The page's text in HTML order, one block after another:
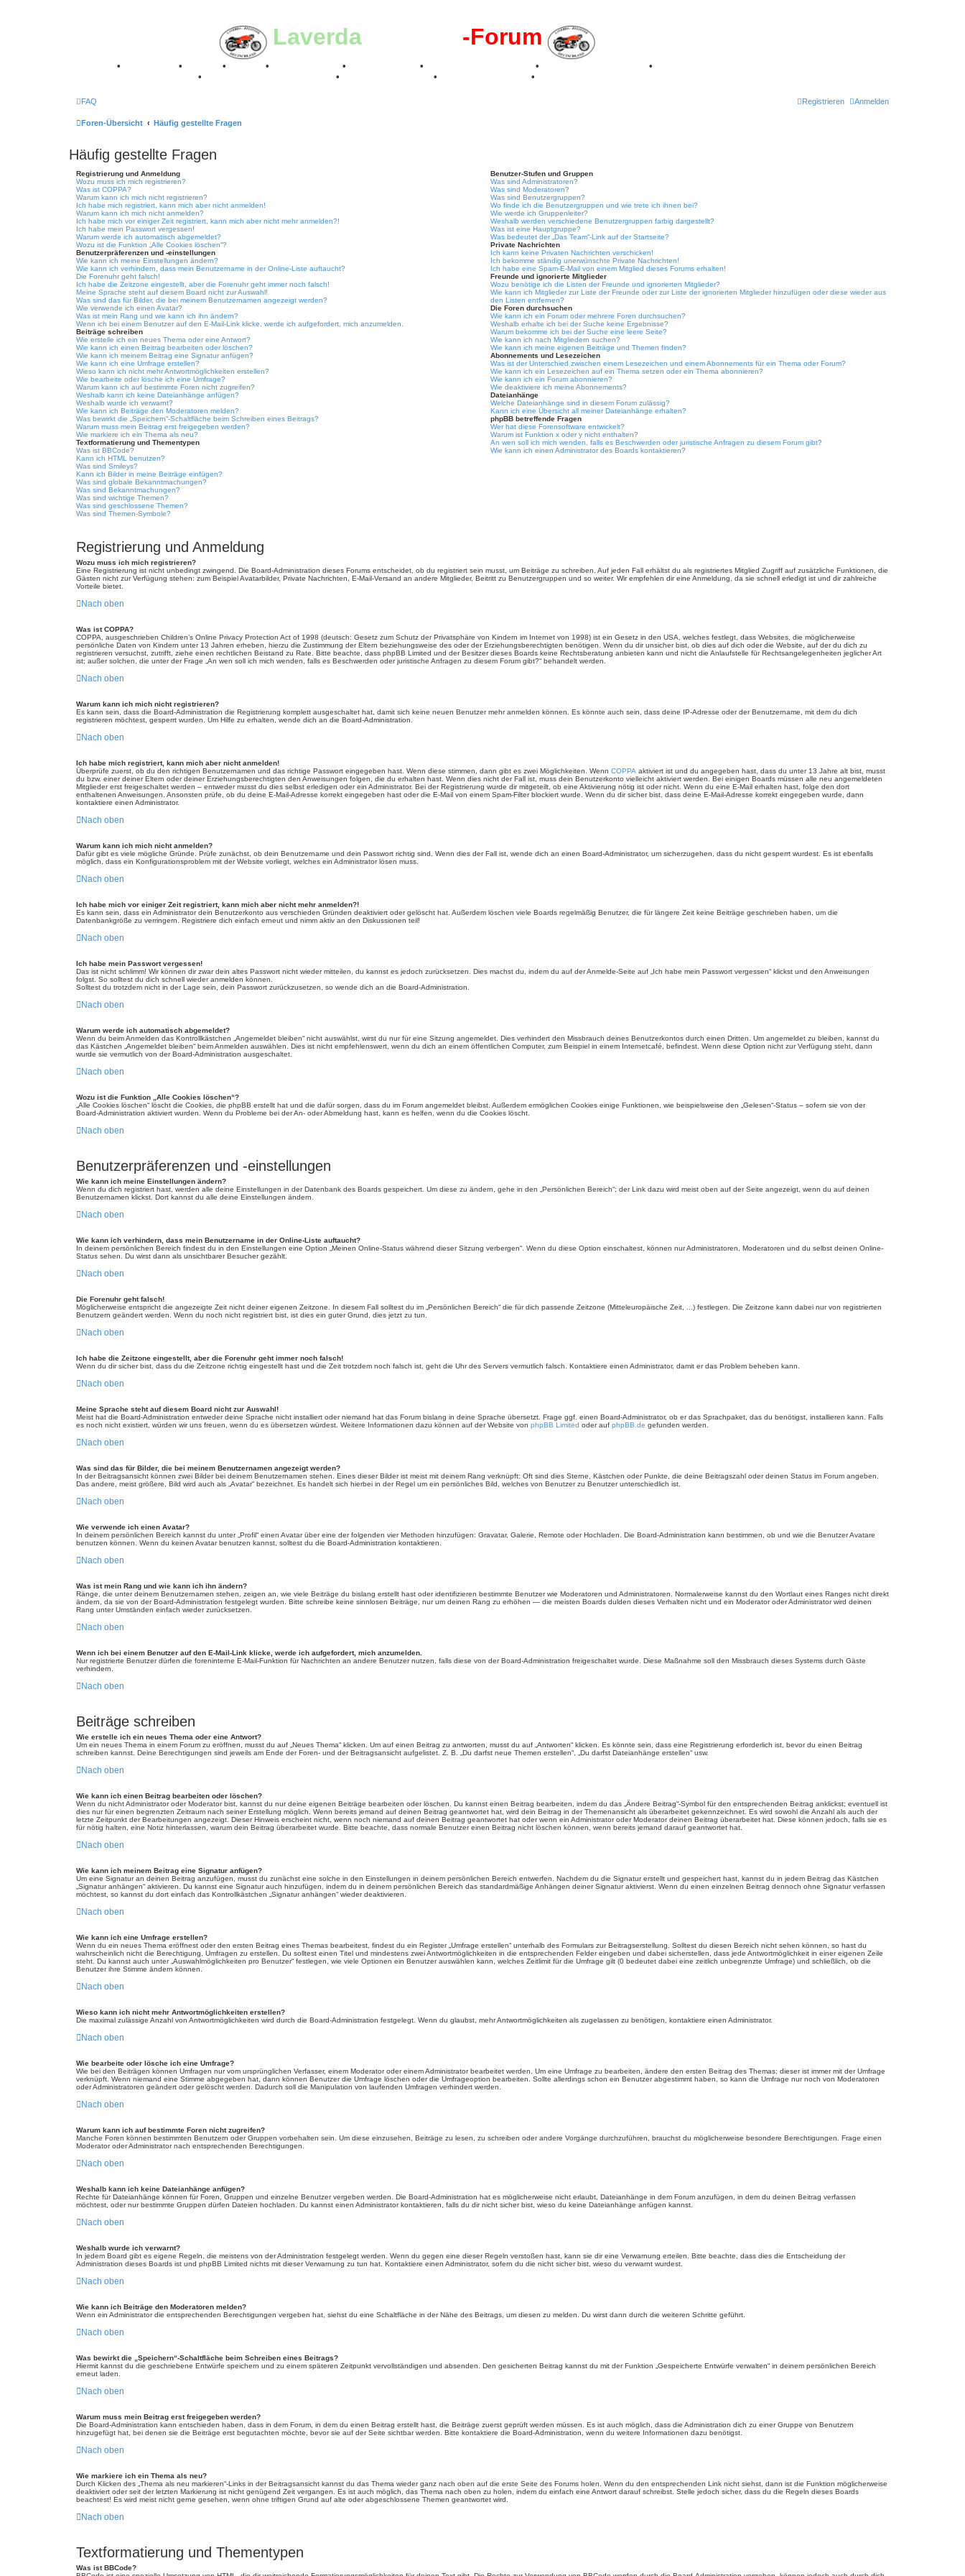
Laverda -Forum
• • • • • • •
•
• • • •
FAQ Anmelden
Registrieren
Foren-Übersicht Häufig gestellte Fragen
Häufig gestellte Fragen
Registrierung und Anmeldung
Wozu muss ich mich registrieren?
Was ist COPPA?
Warum kann ich mich nicht registrieren?
Ich habe mich registriert, kann mich aber nicht anmelden!
Warum kann ich mich nicht anmelden?
Ich habe mich vor einiger Zeit registriert, kann mich aber nicht mehr anmelden?!
Ich habe mein Passwort vergessen!
Warum werde ich automatisch abgemeldet?
Wozu ist die Funktion „Alle Cookies löschen“?
Benutzerpräferenzen und -einstellungen
Wie kann ich meine Einstellungen ändern?
Wie kann ich verhindern, dass mein Benutzername in der Online-Liste auftaucht?
Die Forenuhr geht falsch!
Ich habe die Zeitzone eingestellt, aber die Forenuhr geht immer noch falsch!
Meine Sprache steht auf diesem Board nicht zur Auswahl!
Was sind das für Bilder, die bei meinem Benutzernamen angezeigt werden?
Wie verwende ich einen Avatar?
Was ist mein Rang und wie kann ich ihn ändern?
Wenn ich bei einem Benutzer auf den E-Mail-Link klicke, werde ich aufgefordert, mich anzumelden.
Beiträge schreiben
Wie erstelle ich ein neues Thema oder eine Antwort?
Wie kann ich einen Beitrag bearbeiten oder löschen?
Wie kann ich meinem Beitrag eine Signatur anfügen?
Wie kann ich eine Umfrage erstellen?
Wieso kann ich nicht mehr Antwortmöglichkeiten erstellen?
Wie bearbeite oder lösche ich eine Umfrage?
Warum kann ich auf bestimmte Foren nicht zugreifen?
Weshalb kann ich keine Dateianhänge anfügen?
Weshalb wurde ich verwarnt?
Wie kann ich Beiträge den Moderatoren melden?
Was bewirkt die „Speichern“-Schaltfläche beim Schreiben eines Beitrags?
Warum muss mein Beitrag erst freigegeben werden?
Wie markiere ich ein Thema als neu?
Textformatierung und Thementypen
Was ist BBCode?
Kann ich HTML benutzen?
Was sind Smileys?
Kann ich Bilder in meine Beiträge einfügen?
Was sind globale Bekanntmachungen?
Was sind Bekanntmachungen?
Was sind wichtige Themen?
Was sind geschlossene Themen?
Was sind Themen-Symbole?
Benutzer-Stufen und Gruppen
Was sind Administratoren?
Was sind Moderatoren?
Was sind Benutzergruppen?
Wo finde ich die Benutzergruppen und wie trete ich ihnen bei?
Wie werde ich Gruppenleiter?
Weshalb werden verschiedene Benutzergruppen farbig dargestellt?
Was ist eine Hauptgruppe?
Was bedeutet der „Das Team“-Link auf der Startseite?
Private Nachrichten
Ich kann keine Privaten Nachrichten verschicken!
Ich bekomme ständig unerwünschte Private Nachrichten!
Ich habe eine Spam-E-Mail von einem Mitglied dieses Forums erhalten!
Freunde und ignorierte Mitglieder
Wozu benötige ich die Listen der Freunde und ignorierten Mitglieder?
Wie kann ich Mitglieder zur Liste der Freunde oder zur Liste der ignorierten Mitglieder hinzufügen oder diese wieder aus
den Listen entfernen?
Die Foren durchsuchen
Wie kann ich ein Forum oder mehrere Foren durchsuchen?
Weshalb erhalte ich bei der Suche keine Ergebnisse?
Warum bekomme ich bei der Suche eine leere Seite?
Wie kann ich nach Mitgliedern suchen?
Wie kann ich meine eigenen Beiträge und Themen finden?
Abonnements und Lesezeichen
Was ist der Unterschied zwischen einem Lesezeichen und einem Abonnements für ein Thema oder Forum?
Wie kann ich ein Lesezeichen auf ein Thema setzen oder ein Thema abonnieren?
Wie kann ich ein Forum abonnieren?
Wie deaktiviere ich meine Abonnements?
Dateianhänge
Welche Dateianhänge sind in diesem Forum zulässig?
Kann ich eine Übersicht all meiner Dateianhänge erhalten?
phpBB betreffende Fragen
Wer hat diese Forensoftware entwickelt?
Warum ist Funktion x oder y nicht enthalten?
An wen soll ich mich wenden, falls es Beschwerden oder juristische Anfragen zu diesem Forum gibt?
Wie kann ich einen Administrator des Boards kontaktieren?
Registrierung und Anmeldung
Wozu muss ich mich registrieren?
Eine Registrierung ist nicht unbedingt zwingend. Die Board-Administration dieses Forums entscheidet, ob du registriert sein musst, um Beiträge zu schreiben. Auf jeden Fall erhältst du als registriertes Mitglied Zugriff auf zusätzliche Funktionen, die
Gästen nicht zur Verfügung stehen: zum Beispiel Avatarbilder, Private Nachrichten, E-Mail-Versand an andere Mitglieder, Beitritt zu Benutzergruppen und so weiter. Wir empfehlen dir eine Anmeldung, da sie schnell erledigt ist und dir zahlreiche
Vorteile bietet.
Nach oben
Was ist COPPA?
COPPA, ausgeschrieben Children’s Online Privacy Protection Act of 1998 (deutsch: Gesetz zum Schutz der Privatsphäre von Kindern im Internet von 1998) ist ein Gesetz in den USA, welches festlegt, dass Websites, die möglicherweise
persönliche Daten von Kindern unter 13 Jahren erheben, hierzu die Zustimmung der Eltern beziehungsweise des oder der Erziehungsberechtigten benötigen. Wenn du dir unsicher bist, ob dies auf dich oder die Website, auf der du dich zu
registrieren versuchst, zutrifft, ziehe einen rechtlichen Beistand zu Rate. Bitte beachte, dass phpBB Limited und der Besitzer dieses Boards keine Rechtsberatung anbieten kann und nicht die Anlaufstelle für Rechtsangelegenheiten jeglicher Art
ist; außer solchen, die unter der Frage „An wen soll ich mich wenden, falls es Beschwerden oder juristische Anfragen zu diesem Forum gibt?“ behandelt werden.
Nach oben
Warum kann ich mich nicht registrieren?
Es kann sein, dass die Board-Administration die Registrierung komplett ausgeschaltet hat, damit sich keine neuen Benutzer mehr anmelden können. Es könnte auch sein, dass deine IP-Adresse oder der Benutzername, mit dem du dich
registrieren möchtest, gesperrt wurden. Um Hilfe zu erhalten, wende dich an die Board-Administration.
Nach oben
Ich habe mich registriert, kann mich aber nicht anmelden!
Überprüfe zuerst, ob du den richtigen Benutzernamen und das richtige Passwort eingegeben hast. Wenn diese stimmen, dann gibt es zwei Möglichkeiten. Wenn COPPA aktiviert ist und du angegeben hast, dass du unter 13 Jahre alt bist, musst
du bzw. einer deiner Eltern oder deiner Erziehungsberechtigten den Anweisungen folgen, die du erhalten hast. Wenn dies nicht der Fall ist, muss dein Benutzerkonto vielleicht aktiviert werden. Bei einigen Boards müssen alle neu angemeldeten
Mitglieder erst freigeschaltet werden – entweder musst du dies selbst erledigen oder ein Administrator. Bei der Registrierung wurde dir mitgeteilt, ob eine Aktivierung nötig ist oder nicht. Wenn du eine E-Mail erhalten hast, folge den dort
enthaltenen Anweisungen. Ansonsten prüfe, ob du deine E-Mail-Adresse korrekt eingegeben hast oder die E-Mail von einem Spam-Filter blockiert wurde. Wenn du dir sicher bist, dass deine E-Mail-Adresse korrekt eingegeben wurde, dann
kontaktiere einen Administrator.
Nach oben
Warum kann ich mich nicht anmelden?
Dafür gibt es viele mögliche Gründe. Prüfe zunächst, ob dein Benutzername und dein Passwort richtig sind. Wenn dies der Fall ist, wende dich an einen Board-Administrator, um sicherzugehen, dass du nicht gesperrt wurdest. Es ist ebenfalls
möglich, dass ein Konfigurationsproblem mit der Website vorliegt, welches ein Administrator lösen muss.
Nach oben
Ich habe mich vor einiger Zeit registriert, kann mich aber nicht mehr anmelden?!
Es kann sein, dass ein Administrator dein Benutzerkonto aus verschieden Gründen deaktiviert oder gelöscht hat. Außerdem löschen viele Boards regelmäßig Benutzer, die für längere Zeit keine Beiträge geschrieben haben, um die
Datenbankgröße zu verringern. Registriere dich einfach erneut und nimm aktiv an den Diskussionen teil!
Nach oben
Ich habe mein Passwort vergessen!
Das ist nicht schlimm! Wir können dir zwar dein altes Passwort nicht wieder mitteilen, du kannst es jedoch zurücksetzen. Dies machst du, indem du auf der Anmelde-Seite auf „Ich habe mein Passwort vergessen“ klickst und den Anweisungen
folgst. So solltest du dich schnell wieder anmelden können.
Solltest du trotzdem nicht in der Lage sein, dein Passwort zurückzusetzen, so wende dich an die Board-Administration.
Nach oben
Warum werde ich automatisch abgemeldet?
Wenn du beim Anmelden das Kontrollkästchen „Angemeldet bleiben“ nicht auswählst, wirst du nur für eine Sitzung angemeldet. Dies verhindert den Missbrauch deines Benutzerkontos durch einen Dritten. Um angemeldet zu bleiben, kannst du
das Kästchen „Angemeldet bleiben“ beim Anmelden auswählen. Dies ist nicht empfehlenswert, wenn du dich an einem öffentlichen Computer, zum Beispiel in einem Internetcafé, befindest. Wenn diese Option nicht zur Verfügung steht, dann
wurde sie vermutlich von der Board-Administration ausgeschaltet.
Nach oben
Wozu ist die Funktion „Alle Cookies löschen“?
„Alle Cookies löschen“ löscht die Cookies, die phpBB erstellt hat und die dafür sorgen, dass du im Forum angemeldet bleibst. Außerdem ermöglichen Cookies einige Funktionen, wie beispielsweise den „Gelesen“-Status – sofern sie von der
Board-Administration aktiviert wurden. Wenn du Probleme bei der An- oder Abmeldung hast, kann es helfen, wenn du die Cookies löscht.
Nach oben
Benutzerpräferenzen und -einstellungen
Wie kann ich meine Einstellungen ändern?
Wenn du dich registriert hast, werden alle deine Einstellungen in der Datenbank des Boards gespeichert. Um diese zu ändern, gehe in den „Persönlichen Bereich“; der Link dazu wird meist oben auf der Seite angezeigt, wenn du auf deinen
Benutzernamen klickst. Dort kannst du alle deine Einstellungen ändern.
Nach oben
Wie kann ich verhindern, dass mein Benutzername in der Online-Liste auftaucht?
In deinem persönlichen Bereich findest du in den Einstellungen eine Option „Meinen Online-Status während dieser Sitzung verbergen“. Wenn du diese Option einschaltest, können nur Administratoren, Moderatoren und du selbst deinen Online-
Status sehen. Du wirst dann als unsichtbarer Besucher gezählt.
Nach oben
Die Forenuhr geht falsch!
Möglicherweise entspricht die angezeigte Zeit nicht deiner eigenen Zeitzone. In diesem Fall solltest du im „Persönlichen Bereich“ die für dich passende Zeitzone (Mitteleuropäische Zeit, ...) festlegen. Die Zeitzone kann dabei nur von registrierten
Benutzern geändert werden. Wenn du noch nicht registriert bist, ist dies ein guter Grund, dies jetzt zu tun.
Nach oben
Ich habe die Zeitzone eingestellt, aber die Forenuhr geht immer noch falsch!
Wenn du dir sicher bist, dass du die Zeitzone richtig eingestellt hast und die Zeit trotzdem noch falsch ist, geht die Uhr des Servers vermutlich falsch. Kontaktiere einen Administrator, damit er das Problem beheben kann.
Nach oben
Meine Sprache steht auf diesem Board nicht zur Auswahl!
Meist hat die Board-Administration entweder deine Sprache nicht installiert oder niemand hat das Forum bislang in deine Sprache übersetzt. Frage ggf. einen Board-Administrator, ob er das Sprachpaket, das du benötigst, installieren kann. Falls
es noch nicht existiert, würden wir uns freuen, wenn du es übersetzen würdest. Weitere Informationen dazu können auf der Website von phpBB Limited oder auf phpBB.de gefunden werden.
Nach oben
Was sind das für Bilder, die bei meinem Benutzernamen angezeigt werden?
In der Beitragsansicht können zwei Bilder bei deinem Benutzernamen stehen. Eines dieser Bilder ist meist mit deinem Rang verknüpft: Oft sind dies Sterne, Kästchen oder Punkte, die deine Beitragszahl oder deinen Status im Forum angeben.
Das andere, meist größere, Bild wird auch als „Avatar“ bezeichnet. Es handelt sich hierbei in der Regel um ein persönliches Bild, welches von Benutzer zu Benutzer unterschiedlich ist.
Nach oben
Wie verwende ich einen Avatar?
In deinem persönlichen Bereich kannst du unter „Profil“ einen Avatar über eine der folgenden vier Methoden hinzufügen: Gravatar, Galerie, Remote oder Hochladen. Die Board-Administration kann bestimmen, ob und wie die Benutzer Avatare
benutzen können. Wenn du keinen Avatar benutzen kannst, solltest du die Board-Administration kontaktieren.
Nach oben
Was ist mein Rang und wie kann ich ihn ändern?
Ränge, die unter deinem Benutzernamen stehen, zeigen an, wie viele Beiträge du bislang erstellt hast oder identifizieren bestimmte Benutzer wie Moderatoren und Administratoren. Normalerweise kannst du den Wortlaut eines Ranges nicht direkt
ändern, da sie von der Board-Administration festgelegt wurden. Bitte schreibe keine sinnlosen Beiträge, nur um deinen Rang zu erhöhen — die meisten Boards dulden dieses Verhalten nicht und ein Moderator oder Administrator wird deinen
Rang unter Umständen einfach wieder zurücksetzen.
Nach oben
Wenn ich bei einem Benutzer auf den E-Mail-Link klicke, werde ich aufgefordert, mich anzumelden.
Nur registrierte Benutzer dürfen die foreninterne E-Mail-Funktion für Nachrichten an andere Benutzer nutzen, falls diese von der Board-Administration freigeschaltet wurde. Diese Maßnahme soll den Missbrauch dieses Systems durch Gäste
verhindern.
Nach oben
Beiträge schreiben
Wie erstelle ich ein neues Thema oder eine Antwort?
Um ein neues Thema in einem Forum zu eröffnen, musst du auf „Neues Thema“ klicken. Um auf einen Beitrag zu antworten, musst du auf „Antworten“ klicken. Es könnte sein, dass eine Registrierung erforderlich ist, bevor du einen Beitrag
schreiben kannst. Deine Berechtigungen sind jeweils am Ende der Foren- und der Beitragsansicht aufgelistet. Z. B. „Du darfst neue Themen erstellen“, „Du darfst Dateianhänge erstellen“ usw.
Nach oben
Wie kann ich einen Beitrag bearbeiten oder löschen?
Wenn du nicht Administrator oder Moderator bist, kannst du nur deine eigenen Beiträge bearbeiten oder löschen. Du kannst einen Beitrag bearbeiten, indem du das „Ändere Beitrag“-Symbol für den entsprechenden Beitrag anklickst; eventuell ist
dies nur für einen begrenzten Zeitraum nach seiner Erstellung möglich. Wenn bereits jemand auf deinen Beitrag geantwortet hat, wird dein Beitrag in der Themenansicht als überarbeitet gekennzeichnet. Es wird sowohl die Anzahl als auch der
letzte Zeitpunkt der Bearbeitungen angezeigt. Dieser Hinweis erscheint nicht, wenn noch niemand auf deinen Beitrag geantwortet hat oder wenn ein Administrator oder Moderator deinen Beitrag überarbeitet hat. Diese können jedoch, falls sie es
für nötig halten, eine Notiz hinterlassen, warum dein Beitrag überarbeitet wurde. Bitte beachte, dass normale Benutzer einen Beitrag nicht löschen können, wenn bereits jemand darauf geantwortet hat.
Nach oben
Wie kann ich meinem Beitrag eine Signatur anfügen?
Um eine Signatur an deinen Beitrag anzufügen, musst du zunächst eine solche in den Einstellungen in deinem persönlichen Bereich entwerfen. Nachdem du die Signatur erstellt und gespeichert hast, kannst du in jedem Beitrag das Kästchen
„Signatur anhängen“ aktivieren. Du kannst eine Signatur auch hinzufügen, indem du in deinem persönlichen Bereich das standardmäßige Anhängen deiner Signatur aktivierst. Wenn du einen einzelnen Beitrag dennoch ohne Signatur verfassen
möchtest, so kannst du dort einfach das Kontrollkästchen „Signatur anhängen“ wieder deaktivieren.
Nach oben
Wie kann ich eine Umfrage erstellen?
Wenn du ein neues Thema eröffnest oder den ersten Beitrag eines Themas bearbeitest, findest du ein Register „Umfrage erstellen“ unterhalb des Formulars zur Beitragserstellung. Solltest du diesen Bereich nicht sehen können, so hast du
wahrscheinlich nicht die Berechtigung, Umfragen zu erstellen. Du solltest einen Titel und mindestens zwei Antwortmöglichkeiten in die entsprechenden Felder eingeben und dabei sicherstellen, dass jede Antwortmöglichkeit in einer eigenen Zeile
steht. Du kannst auch unter „Auswahlmöglichkeiten pro Benutzer“ festlegen, wie viele Optionen ein Benutzer auswählen kann, welches Zeitlimit für die Umfrage gilt (0 bedeutet dabei eine zeitlich unbegrenzte Umfrage) und schließlich, ob die
Benutzer ihre Stimme ändern können.
Nach oben
Wieso kann ich nicht mehr Antwortmöglichkeiten erstellen?
Die maximal zulässige Anzahl von Antwortmöglichkeiten wird durch die Board-Administration festgelegt. Wenn du glaubst, mehr Antwortmöglichkeiten als zugelassen zu benötigen, kontaktiere einen Administrator.
Nach oben
Wie bearbeite oder lösche ich eine Umfrage?
Wie bei den Beiträgen können Umfragen nur vom ursprünglichen Verfasser, einem Moderator oder einem Administrator bearbeitet werden. Um eine Umfrage zu bearbeiten, ändere den ersten Beitrag des Themas; dieser ist immer mit der Umfrage
verknüpft. Wenn niemand eine Stimme abgegeben hat, dann können Benutzer die Umfrage löschen oder die Umfrageoption bearbeiten. Sollte allerdings schon ein Benutzer abgestimmt haben, so kann die Umfrage nur noch von Moderatoren
oder Administratoren geändert oder gelöscht werden. Dadurch soll die Manipulation von laufenden Umfragen verhindert werden.
Nach oben
Warum kann ich auf bestimmte Foren nicht zugreifen?
Manche Foren können bestimmten Benutzern oder Gruppen vorbehalten sein. Um diese einzusehen, Beiträge zu lesen, zu schreiben oder andere Vorgänge durchzuführen, brauchst du möglicherweise besondere Berechtigungen. Frage einen
Moderator oder Administrator nach entsprechenden Berechtigungen.
Nach oben
Weshalb kann ich keine Dateianhänge anfügen?
Rechte für Dateianhänge können für Foren, Gruppen und einzelne Benutzer vergeben werden. Die Board-Administration hat es möglicherweise nicht erlaubt, Dateianhänge in dem Forum anzufügen, in dem du deinen Beitrag verfassen
möchtest, oder nur bestimmte Gruppen dürfen Dateien hochladen. Du kannst einen Administrator kontaktieren, falls du dir nicht sicher bist, wieso du keine Dateianhänge anfügen kannst.
Nach oben
Weshalb wurde ich verwarnt?
In jedem Board gibt es eigene Regeln, die meistens von der Administration festgelegt werden. Wenn du gegen eine dieser Regeln verstoßen hast, kann sie dir eine Verwarnung erteilen. Bitte beachte, dass dies die Entscheidung der
Administration dieses Boards ist und phpBB Limited nichts mit dieser Verwarnung zu tun hat. Kontaktiere einen Administrator, sofern du die nicht sicher bist, wieso du verwarnt wurdest.
Nach oben
Wie kann ich Beiträge den Moderatoren melden?
Wenn ein Administrator die entsprechenden Berechtigungen vergeben hat, siehst du eine Schaltfläche in der Nähe des Beitrags, um diesen zu melden. Du wirst dann durch die weiteren Schritte geführt.
Nach oben
Was bewirkt die „Speichern“-Schaltfläche beim Schreiben eines Beitrags?
Hiermit kannst du die geschriebene Entwürfe speichern und zu einem späteren Zeitpunkt vervollständigen und absenden. Den gesicherten Beitrag kannst du mit der Funktion „Gespeicherte Entwürfe verwalten“ in deinem persönlichen Bereich
erneut laden.
Nach oben
Warum muss mein Beitrag erst freigegeben werden?
Die Board-Administration kann entschieden haben, dass in dem Forum, in dem du einen Beitrag erstellt hast, die Beiträge zuerst geprüft werden müssen. Es ist auch möglich, dass die Administration dich zu einer Gruppe von Benutzern
hinzugefügt hat, bei denen sie die Beiträge erst begutachten möchte, bevor sie auf der Seite sichtbar werden. Bitte kontaktiere die Board-Administration, wenn du weitere Informationen dazu benötigst.
Nach oben
Wie markiere ich ein Thema als neu?
Durch Klicken des „Thema als neu markieren“-Links in der Beitragsansicht kannst du das Thema wieder ganz nach oben auf die erste Seite des Forums holen. Wenn du den entsprechenden Link nicht siehst, dann ist die Funktion möglicherweise
deaktiviert oder seit der letzten Markierung ist nicht genügend Zeit vergangen. Es ist auch möglich, das Thema nach oben zu holen, indem du einfach eine Antwort darauf schreibst. Stelle jedoch sicher, dass du die Regeln dieses Boards
beachtest! Es wird meist nicht gerne gesehen, wenn ohne triftigen Grund auf alte oder abgeschlossene Themen geantwortet wird.
Nach oben
Textformatierung und Thementypen
Was ist BBCode?